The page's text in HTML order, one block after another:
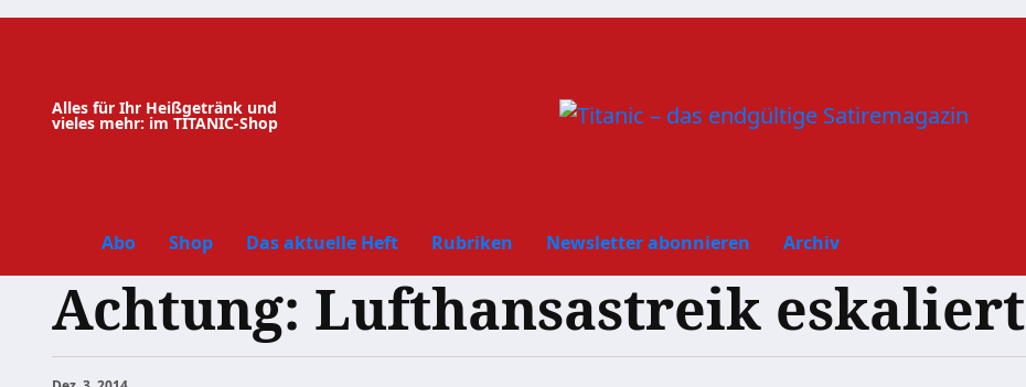
Zum
Alles für Ihr Heißgetränk und
vieles mehr: im TITANIC-Shop
Abo Shop Das aktuelle Heft Rubriken Newsletter abonnieren Archiv
Achtung: Lufthansastreik eskaliert